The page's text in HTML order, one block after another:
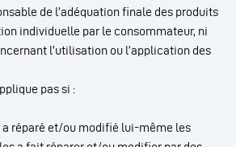
de l’adéquation finale des produits
individuelle par le consommateur, ni
l’utilisation ou l’application des
pas si :
réparé et/ou modifié lui-même les